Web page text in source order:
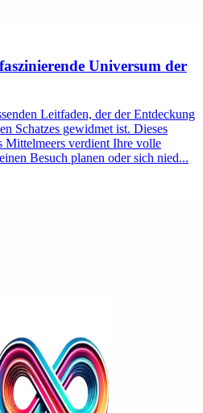
Universum der
Leitfaden, der der Entdeckung
Schatzes gewidmet ist. Dieses
verdient Ihre volle
Besuch planen oder sich nied...